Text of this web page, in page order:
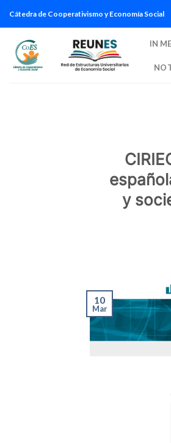
contenido
Cátedra de Cooperativismo y Economía Social
IN
y
10
Mar